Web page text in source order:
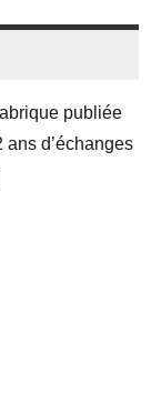
publiée
d’échanges